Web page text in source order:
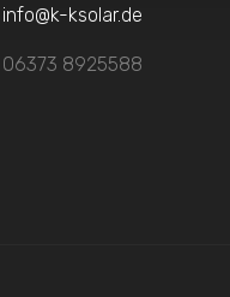
info@k-ksolar.de
06373 8925588